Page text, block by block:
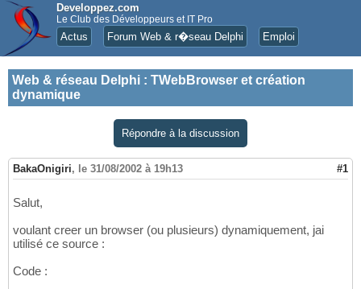
Developpez.com
Le Club des Développeurs et IT Pro
Actus Forum Web & r�seau Delphi Emploi
Web & réseau Delphi : TWebBrowser et création
dynamique
Répondre à la discussion
BakaOnigiri, le 31/08/2002 à 19h13 #1
Salut,
voulant creer un browser (ou plusieurs) dynamiquement, jai
utilisé ce source :
Code :